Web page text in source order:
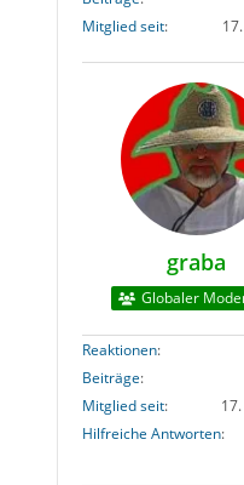
Mitglied seit
graba
Globaler
Reaktionen
Beiträge
Mitglied seit
Hilfreiche Antworten